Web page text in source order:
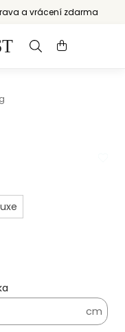
a vrácení zdarma
cm